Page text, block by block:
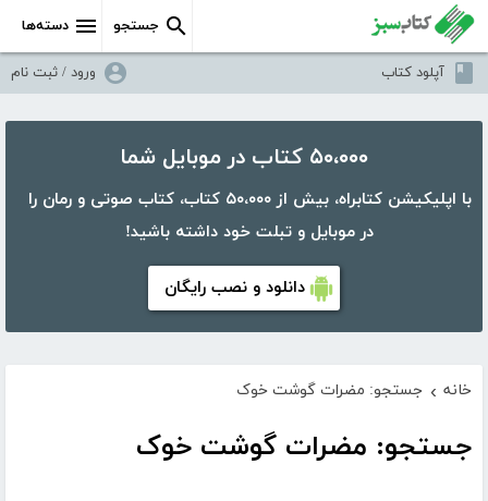
دسته‌ها جستجو
آپلود کتاب ورود / ثبت نام
۵۰،۰۰۰ کتاب در موبایل شما
با اپلیکیشن کتابراه، بیش از ۵۰،۰۰۰ کتاب، کتاب صوتی و رمان را
در موبایل و تبلت خود داشته باشید!
دانلود و نصب رایگان
خانه › جستجو: مضرات گوشت خوک
جستجو: مضرات گوشت خوک